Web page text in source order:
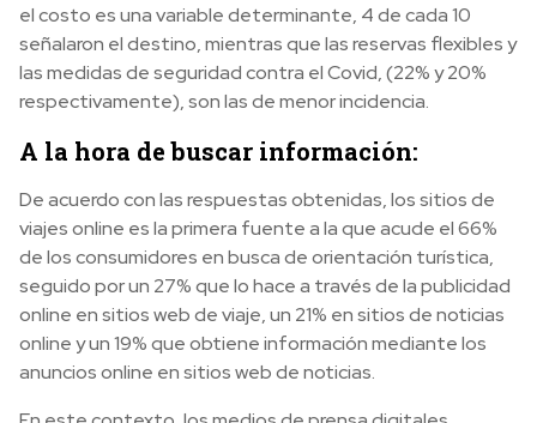
el costo es una variable determinante, 4 de cada 10
señalaron el destino, mientras que las reservas flexibles y
las medidas de seguridad contra el Covid, (22% y 20%
respectivamente), son las de menor incidencia.
A la hora de buscar información:
De acuerdo con las respuestas obtenidas, los sitios de
viajes online es la primera fuente a la que acude el 66%
de los consumidores en busca de orientación turística,
seguido por un 27% que lo hace a través de la publicidad
online en sitios web de viaje, un 21% en sitios de noticias
online y un 19% que obtiene información mediante los
anuncios online en sitios web de noticias.